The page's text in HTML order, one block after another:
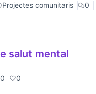
Projectes comunitaris
0
salut mental
0 0